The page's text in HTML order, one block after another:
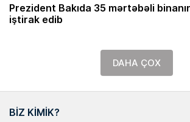
Prezident Bakıda 35 mərtəbəli binanın
iştirak edib
DAHA ÇOX
BIZ KIMIK?